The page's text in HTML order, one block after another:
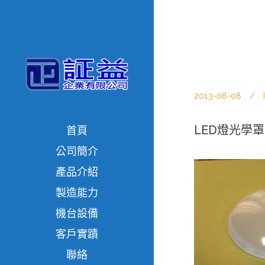
首頁
公司簡介
產品介紹
製造能力
機台設備
客戶實蹟
聯絡
2013-08-08
LED燈光學罩